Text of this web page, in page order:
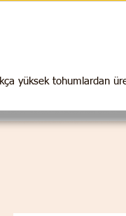
yüksek tohumlardan